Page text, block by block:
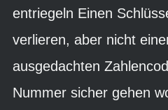
entriegeln Einen
verlieren, aber nicht
ausgedachten
Nummer sicher gehen